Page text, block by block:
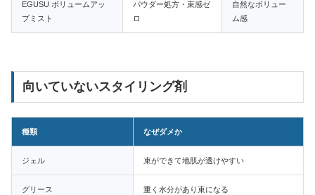
EGUSU ボリュームアッ
プミスト
パウダー処方・束感ゼ
ロ
自然なボリュー
ム感
向いていないスタイリング剤
種類 なぜダメか
ジェル 束ができて地肌が透けやすい
グリース 重く水分があり束になる